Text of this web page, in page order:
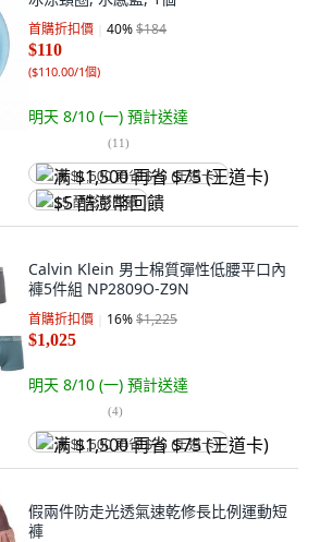
首購折扣價 40%$184
$110
($110.00/1個)
明天 8/10 (一) 預計送達
(11)
满 $1,500 再省 $75 (王道卡)
$5 酷澎幣回饋
Calvin Klein 男士棉質彈性低腰平口內
褲5件組 NP2809O-Z9N
首購折扣價 16%$1,225
$1,025
明天 8/10 (一) 預計送達
(4)
满 $1,500 再省 $75 (王道卡)
假兩件防走光透氣速乾修長比例運動短
褲